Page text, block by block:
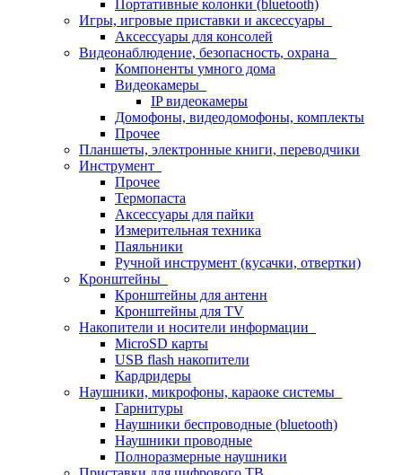
Портативные колонки (bluetooth)
Игры, игровые приставки и аксессуары
Аксессуары для консолей
Видеонаблюдение, безопасность, охрана
Компоненты умного дома
Видеокамеры
IP видеокамеры
Домофоны, видеодомофоны, комплекты
Прочее
Планшеты, электронные книги, переводчики
Инструмент
Прочее
Термопаста
Аксессуары для пайки
Измерительная техника
Паяльники
Ручной инструмент (кусачки, отвертки)
Кронштейны
Кронштейны для антенн
Кронштейны для TV
Накопители и носители информации
MicroSD карты
USB flash накопители
Кардридеры
Наушники, микрофоны, караоке системы
Гарнитуры
Наушники беспроводные (bluetooth)
Наушники проводные
Полноразмерные наушники